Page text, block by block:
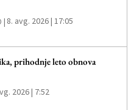
| 8. avg. 2026 | 17:05
prihodnje leto obnova
2026 | 7:52